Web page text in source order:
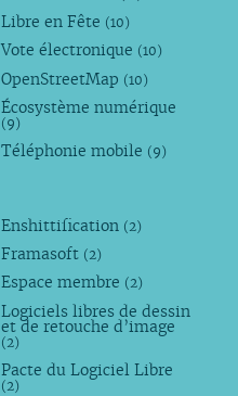
Libre en Fête (10)
Vote électronique (10)
OpenStreetMap (10)
Écosystème numérique
(9)
Téléphonie mobile (9)
Enshittification (2)
Framasoft (2)
Espace membre (2)
Logiciels libres de dessin
et de retouche d’image
(2)
Pacte du Logiciel Libre
(2)